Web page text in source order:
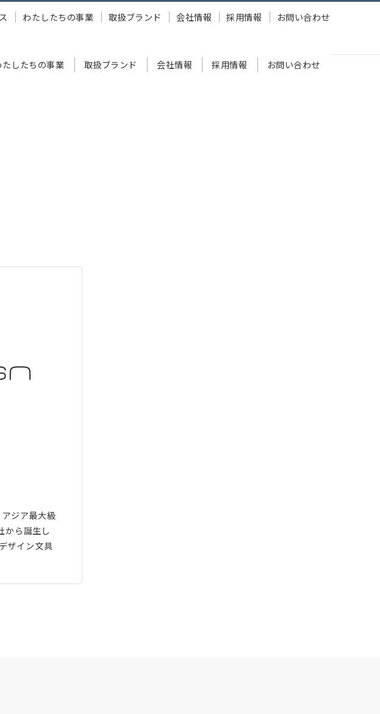
たしたちの事業 取扱ブランド 会社情報 採用情報 お問い合わせ
わたしたちの事業 取扱ブランド 会社情報 採用情報 お問い合わせ
ジア最大級
から誕生し
ザイン文具